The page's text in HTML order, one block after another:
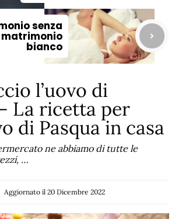
senza
matrimonio
bianco
l’uovo di
La ricetta per
di Pasqua in casa
ne abbiamo di tutte le
…
Aggiornato il 20 Dicembre 2022